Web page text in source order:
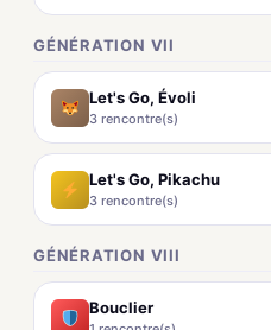
GÉNÉRATION VII
Let's Go, Évoli
3 rencontre(s)
Let's Go, Pikachu
3 rencontre(s)
GÉNÉRATION VIII
Bouclier